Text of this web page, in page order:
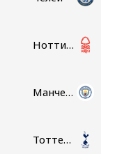
Ноттингем Форест
Манчестер Сити
Тоттенхэм